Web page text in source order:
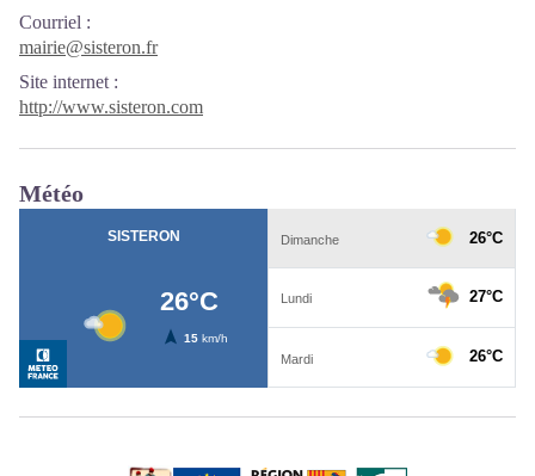
Courriel :
mairie@sisteron.fr
Site internet :
http://www.sisteron.com
Météo